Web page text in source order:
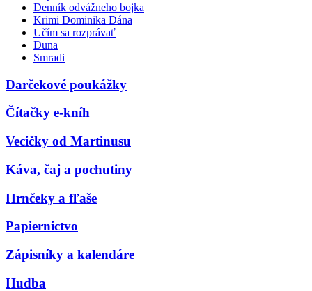
Denník odvážneho bojka
Krimi Dominika Dána
Učím sa rozprávať
Duna
Smradi
Darčekové poukážky
Čítačky e-kníh
Vecičky od Martinusu
Káva, čaj a pochutiny
Hrnčeky a fľaše
Papiernictvo
Zápisníky a kalendáre
Hudba